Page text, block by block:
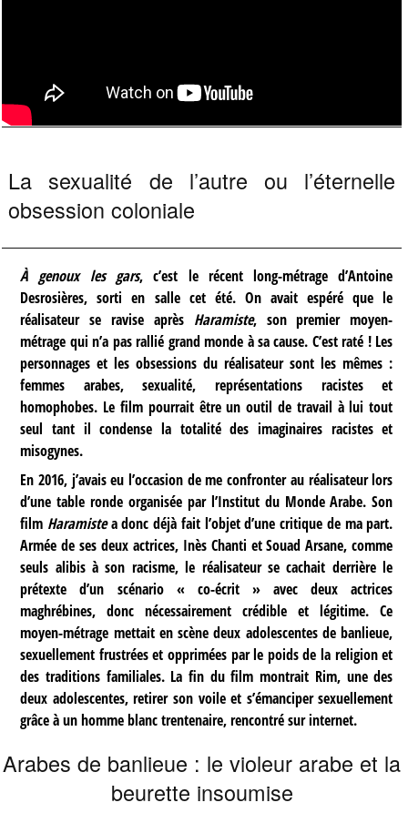
La sexualité de l’autre ou l’éternelle
obsession coloniale
À genoux les gars, c’est le récent long-métrage d’Antoine
Desrosières, sorti en salle cet été. On avait espéré que le
réalisateur se ravise après Haramiste, son premier moyen-
métrage qui n’a pas rallié grand monde à sa cause. C’est raté ! Les
personnages et les obsessions du réalisateur sont les mêmes :
femmes arabes, sexualité, représentations racistes et
homophobes. Le film pourrait être un outil de travail à lui tout
seul tant il condense la totalité des imaginaires racistes et
misogynes.
En 2016, j’avais eu l’occasion de me confronter au réalisateur lors
d’une table ronde organisée par l’Institut du Monde Arabe. Son
film Haramistea donc déjà fait l’objet d’une critique de ma part.
Armée de ses deux actrices, Inès Chanti et Souad Arsane, comme
seuls alibis à son racisme, le réalisateur se cachait derrière le
prétexte d’un scénario « co-écrit » avec deux actrices
maghrébines, donc nécessairement crédible et légitime. Ce
moyen-métrage mettait en scène deux adolescentes de banlieue,
sexuellement frustrées et opprimées par le poids de la religion et
des traditions familiales. La fin du film montrait Rim, une des
deux adolescentes, retirer son voile et s’émanciper sexuellement
grâce à un homme blanc trentenaire, rencontré sur internet.
Arabes de banlieue : le violeur arabe et la
beurette insoumise